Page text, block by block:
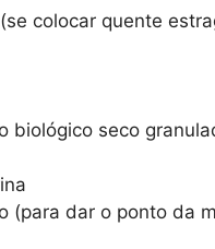
colocar quente
biológico seco
(para dar o ponto da